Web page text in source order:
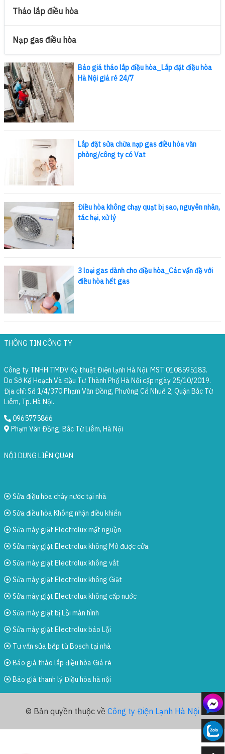
Tháo lắp điều hòa
Nạp gas điều hòa
Báo giá tháo lắp điều hòa_Lắp đặt điều hòa
Hà Nội giá rẻ 24/7
Lắp đặt sửa chữa nạp gas điều hòa văn
phòng/công ty có Vat
Điều hòa không chạy quạt bị sao, nguyên nhân,
tác hại, xử lý
3 loại gas dành cho điều hòa_Các vấn đề với
điều hòa hết gas
THÔNG TIN CÔNG TY
Công ty TNHH TMDV Kỹ thuật Điện lạnh Hà Nội. MST 0108595183.
Do Sở Kế Hoạch Và Đầu Tư Thành Phố Hà Nội cấp ngày 25/10/2019.
Địa chỉ: Số 1/4/370 Phạm Văn Đồng, Phường Cổ Nhuế 2, Quận Bắc Từ
Liêm, Tp. Hà Nội.
0965775866
Phạm Văn Đồng, Bắc Từ Liêm, Hà Nội
NỘI DUNG LIÊN QUAN
Sửa điều hòa chảy nước tại nhà
Sửa điều hòa Không nhận điều khiển
Sửa máy giặt Electrolux mất nguồn
Sửa máy giặt Electrolux không Mở được cửa
Sửa máy giặt Electrolux không vắt
Sửa máy giặt Electrolux không Giặt
Sửa máy giặt Electrolux không cấp nước
Sửa máy giặt bị Lỗi màn hình
Sửa máy giặt Electrolux báo Lỗi
Tư vấn sửa bếp từ Bosch tại nhà
Báo giá tháo lắp điều hòa Giá rẻ
Báo giá thanh lý Điều hòa hà nội
© Bản quyền thuộc về Công ty Điện Lạnh Hà Nội